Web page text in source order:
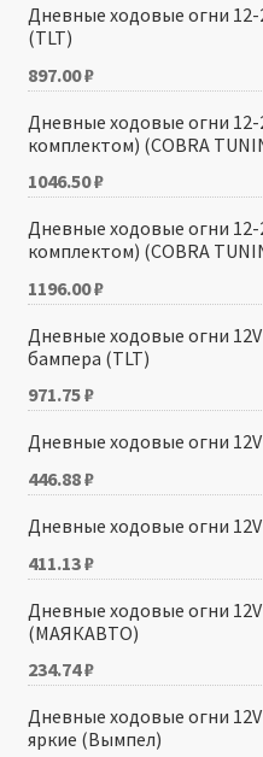
Дневные ходовые огни 12-
(TLT)
897.00₽
Дневные ходовые огни
комплектом) (COBRA
1046.50₽
Дневные ходовые огни
комплектом) (COBRA
1196.00₽
Дневные ходовые огни
бампера (TLT)
971.75₽
Дневные ходовые огни 12V
446.88₽
Дневные ходовые огни 12V
411.13₽
Дневные ходовые огни
(МАЯКАВТО)
234.74₽
Дневные ходовые огни 12V
яркие (Вымпел)